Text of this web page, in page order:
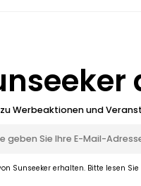
Werbeaktionen und
Sunseeker erhalten. Bitte lesen Sie